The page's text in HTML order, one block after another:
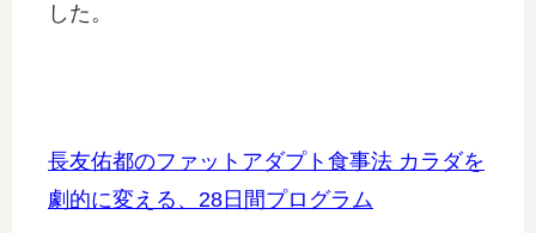
した。
長友佑都のファットアダプト食事法 カラダを
劇的に変える、28日間プログラム